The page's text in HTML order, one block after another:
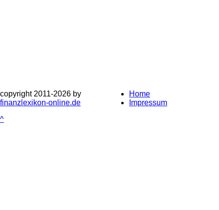
copyright 2011-2026 by
finanzlexikon-online.de
Home
Impressum
^